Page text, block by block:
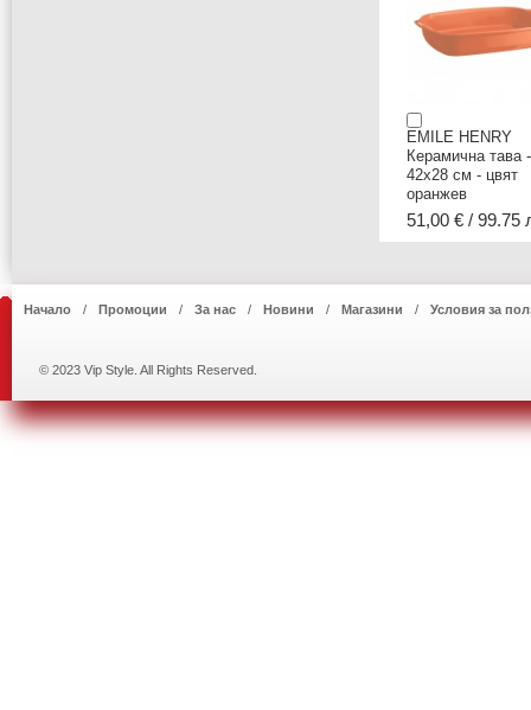
EMILE HENRY
Керамична тава -
42х28 см - цвят
оранжев
51,00 € / 99.75
Начало Промоции За нас Новини Магазини Условия за
© 2023 Vip Style. All Rights Reserved.